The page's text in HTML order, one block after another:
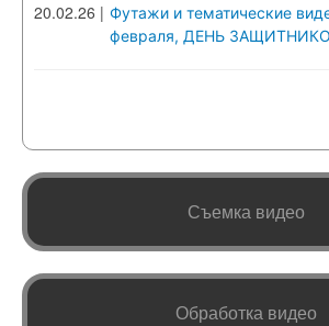
20.02.26 | Футажи и тематические
февраля, ДЕНЬ
Съемка видео
Обработка видео